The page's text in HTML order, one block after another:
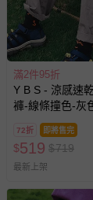
退換貨須知
您所購買
並非試用
包含完整
如需退換
瑕疵退換
退貨，您可
並點選『
至媽咪愛
滿2件95折
Y B S - 涼感速
褲-線條撞色-灰
72折 即將售完
$519 $719
最新上架